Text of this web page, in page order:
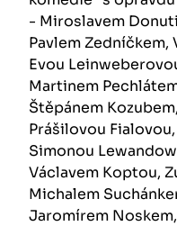
- Miroslavem
Pavlem Zedníčkem,
Evou
Martinem
Štěpánem
Prášilovou
Simonou
Václavem Koptou,
Michalem
Jaromírem